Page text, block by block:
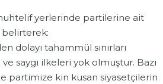
yerlerinde partilerine ait
belirterek:
dolayı tahammül sınırları
saygı ilkeleri yok olmuştur. Bazı
partimize kin kusan siyasetçilerin